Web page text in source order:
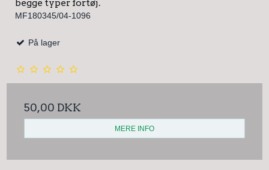
begge typer fortøj.
MF180345/04-1096
På lager
50,00 DKK
MERE INFO